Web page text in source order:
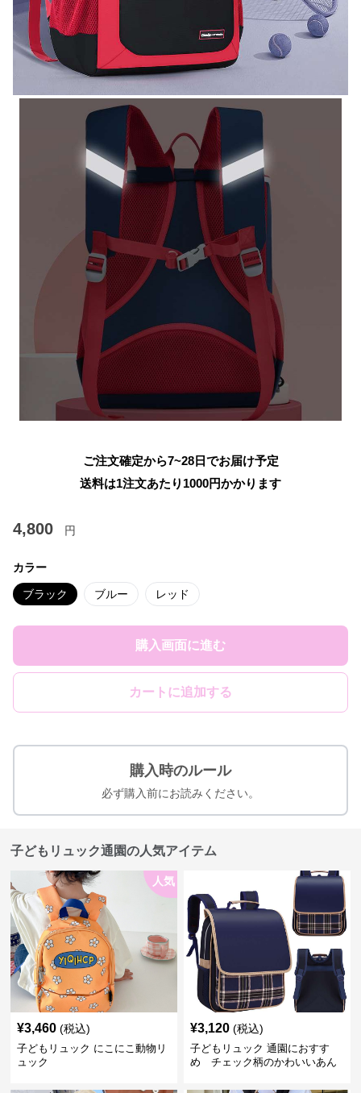
ご注文確定から7~28日でお届け予定
送料は1注文あたり 1000円かかります
4,800 円
カラー
ブラック ブルー レッド
購入画面に進む
カートに追加する
購入時のルール
必ず購入前にお読みください。
子どもリュック通園の人気アイテム
人気
¥3,460 (税込)
子どもリュック にこにこ動物リ
ュック
¥3,120 (税込)
子どもリュック 通園におすす
め チェック柄のかわいいあん